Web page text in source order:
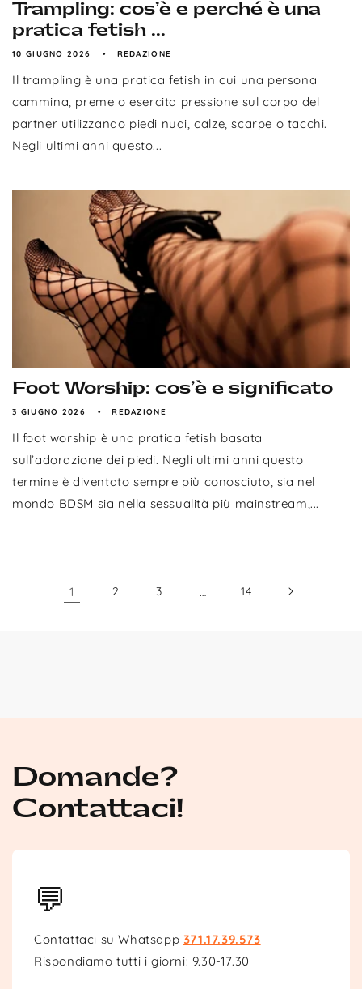
Trampling: cos’è e perché è una
pratica fetish ...
10 GIUGNO 2026 REDAZIONE
Il trampling è una pratica fetish in cui una persona
cammina, preme o esercita pressione sul corpo del
partner utilizzando piedi nudi, calze, scarpe o tacchi.
Negli ultimi anni questo...
Foot Worship: cos’è e significato
3 GIUGNO 2026 REDAZIONE
Il foot worship è una pratica fetish basata
sull’adorazione dei piedi. Negli ultimi anni questo
termine è diventato sempre più conosciuto, sia nel
mondo BDSM sia nella sessualità più mainstream,...
1 2 3 … 14
Domande?
Contattaci!
💬
Contattaci su Whatsapp 371.17.39.573
Rispondiamo tutti i giorni: 9.30-17.30